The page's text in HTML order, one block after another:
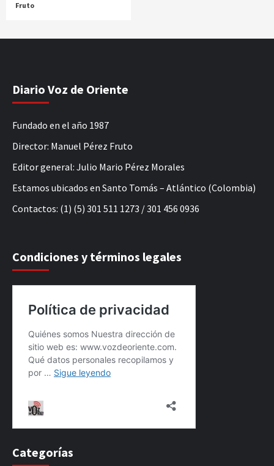
Fruto
Diario Voz de Oriente
Fundado en el año 1987
Director: Manuel Pérez Fruto
Editor general: Julio Mario Pérez Morales
Estamos ubicados en Santo Tomás – Atlántico (Colombia)
Contactos: (1) (5) 301 511 1273 / 301 456 0936
Condiciones y términos legales
Categorías